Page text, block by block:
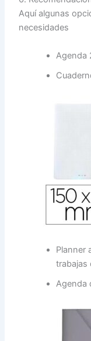
Aquí algunas
necesidades
Agenda
Planner
trabajas
Agenda